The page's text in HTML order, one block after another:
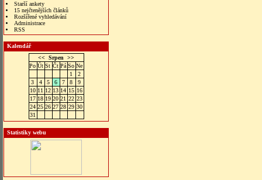
Starší ankety
15 nejčtenějších článků
Rozšířené vyhledávání
Administrace
RSS
Kalendář
<< Srpen
>>
Po Út St Čt Pá So Ne
1
2
3
4 5 6 7 8
9
10 11 12 13 14 15 16
17 18 19 20 21 22 23
24 25 26 27 28 29 30
31
Statistiky webu